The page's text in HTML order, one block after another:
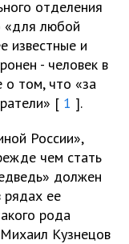
отделения
«для любой
известные и
- человек в
о том, что «за
[ 1 ].
России»,
чем стать
должен
рядах ее
рода
Кузнецов